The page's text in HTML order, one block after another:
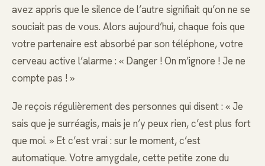
avez appris que le silence de l’autre signifiait qu’on ne se
souciait pas de vous. Alors aujourd’hui, chaque fois que
votre partenaire est absorbé par son téléphone, votre
cerveau active l’alarme : « Danger ! On m’ignore ! Je ne
compte pas ! »
Je reçois régulièrement des personnes qui disent : « Je
sais que je surréagis, mais je n’y peux rien, c’est plus fort
que moi. » Et c’est vrai : sur le moment, c’est
automatique. Votre amygdale, cette petite zone du